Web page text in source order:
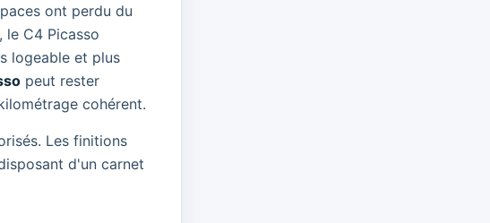
ont perdu du
le C4 Picasso
logeable et plus
peut rester
cohérent.
Les finitions
d'un carnet